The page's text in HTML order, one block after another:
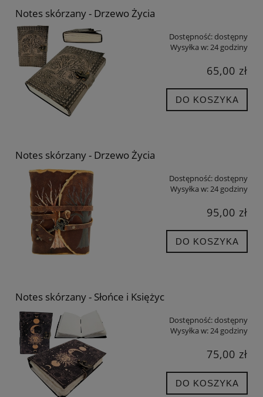
Notes skórzany - Drzewo Życia
Dostępność:dostępny
Wysyłka w:24 godziny
65,00 zł
DO KOSZYKA
Notes skórzany - Drzewo Życia
Dostępność:dostępny
Wysyłka w:24 godziny
95,00 zł
DO KOSZYKA
Notes skórzany - Słońce i Księżyc
Dostępność:dostępny
Wysyłka w:24 godziny
75,00 zł
DO KOSZYKA